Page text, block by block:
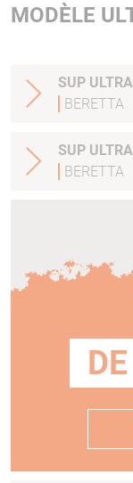
MODÈLE
SUP
BERETTA
SUP
BERETTA